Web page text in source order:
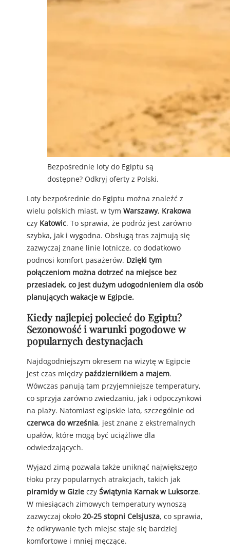
Bezpośrednie loty do Egiptu są
dostępne? Odkryj oferty z Polski.
Loty bezpośrednie do Egiptu można znaleźć z
wielu polskich miast, w tym Warszawy, Krakowa
czy Katowic. To sprawia, że podróż jest zarówno
szybka, jak i wygodna. Obsługą tras zajmują się
zazwyczaj znane linie lotnicze, co dodatkowo
podnosi komfort pasażerów. Dzięki tym
połączeniom można dotrzeć na miejsce bez
przesiadek, co jest dużym udogodnieniem dla osób
planujących wakacje w Egipcie.
Kiedy najlepiej polecieć do Egiptu?
Sezonowość i warunki pogodowe w
popularnych destynacjach
Najdogodniejszym okresem na wizytę w Egipcie
jest czas między październikiem a majem.
Wówczas panują tam przyjemniejsze temperatury,
co sprzyja zarówno zwiedzaniu, jak i odpoczynkowi
na plaży. Natomiast egipskie lato, szczególnie od
czerwca do września, jest znane z ekstremalnych
upałów, które mogą być uciążliwe dla
odwiedzających.
Wyjazd zimą pozwala także uniknąć największego
tłoku przy popularnych atrakcjach, takich jak
piramidy w Gizie czy Świątynia Karnak w Luksorze.
W miesiącach zimowych temperatury wynoszą
zazwyczaj około 20-25 stopni Celsjusza, co sprawia,
że odkrywanie tych miejsc staje się bardziej
komfortowe i mniej męczące.